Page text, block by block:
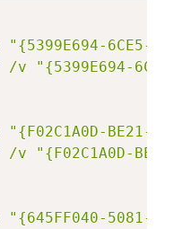
"{5399E694-6CE5-
/v "{5399E694-6CE5-
"{F02C1A0D-BE21-
/v "{F02C1A0D-BE21-
"{645FF040-5081-